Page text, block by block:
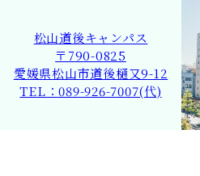
松山道後キャンパス
〒790-0825
愛媛県松山市道後樋又9-12
TEL：089-926-7007(代)